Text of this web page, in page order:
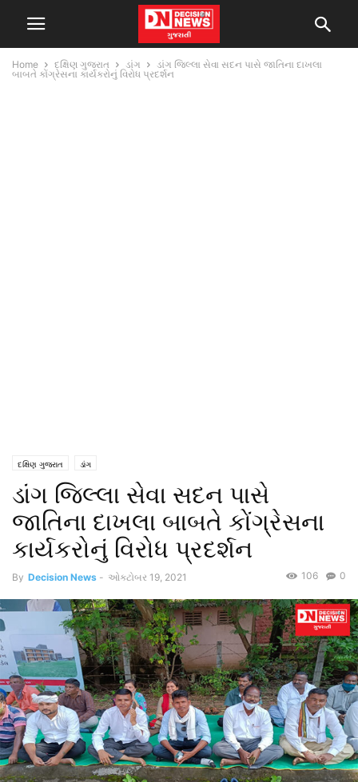
Home દક્ષિણ ગુજરાત ડાંગ
ડાંગ જિલ્લા સેવા સદન પાસે જાતિના દાખલા
બાબતે કોંગ્રેસના કાર્યકરોનું વિરોધ પ્રદર્શન
દક્ષિણ ગુજરાત ડાંગ
ડાંગ જિલ્લા સેવા સદન પાસે
જાતિના દાખલા બાબતે કોંગ્રેસના
કાર્યકરોનું વિરોધ પ્રદર્શન
By Decision News - ઓક્ટોબર 19, 2021 0
106